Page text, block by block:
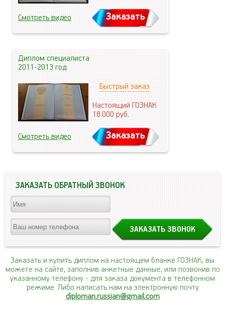
Смотреть видео Заказать
Диплом специалиста
2011-2013 год
Быстрый заказ
Настоящий ГОЗНАК
18.000руб.
Смотреть видео Заказать
ЗАКАЗАТЬ ОБРАТНЫЙ ЗВОНОК
Заказать и купить диплом на настоящем бланке ГОЗНАК, вы
можете на сайте, заполнив анкетные данные, или позвонив по
указанному телефону - для заказа документа в телефонном
режиме. Либо написать нам на электронную почту
diploman.russian@gmail.com